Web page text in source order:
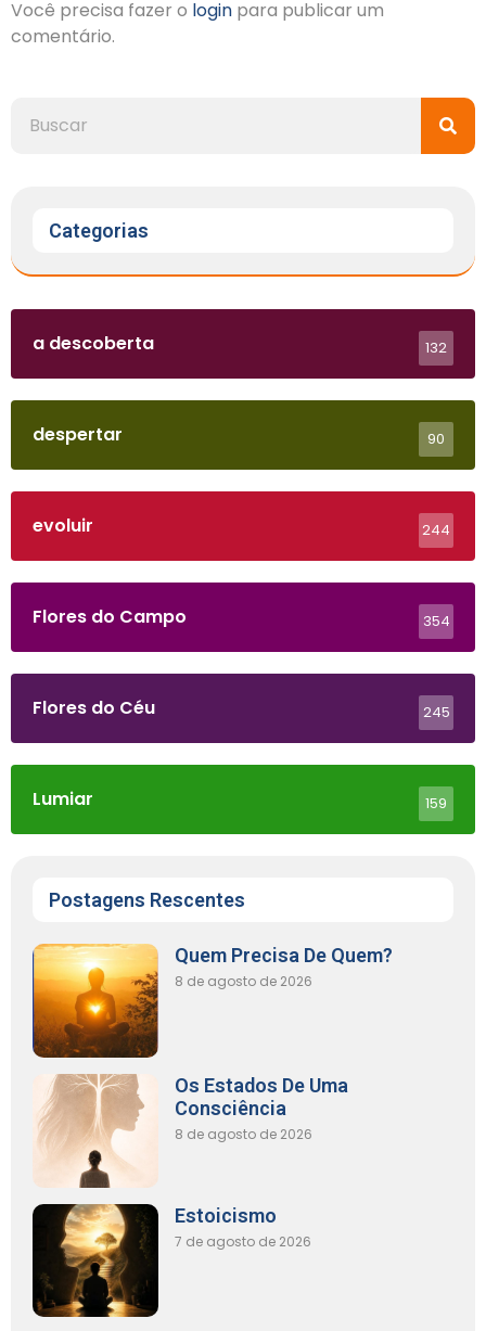
Você precisa fazer o login para publicar um
comentário.
Categorias
a descoberta 132
despertar 90
evoluir 244
Flores do Campo 354
Flores do Céu 245
Lumiar 159
Postagens Rescentes
Quem Precisa De Quem?
8 de agosto de 2026
Os Estados De Uma
Consciência
8 de agosto de 2026
Estoicismo
7 de agosto de 2026